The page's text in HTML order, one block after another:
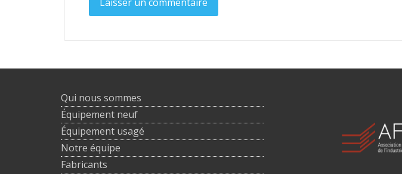
Qui nous sommes
Équipement neuf
Équipement usagé
Notre équipe
Fabricants